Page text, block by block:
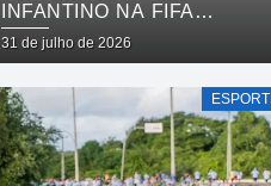
INFANTINO NA FIFA
RENUNCIA APÓS
POLÊMICA SOBRE VENDA
BOICOTE DA UEFA
31 de julho de 2026